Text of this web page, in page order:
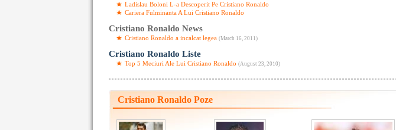
Ladislau Boloni L-a Descoperit Pe Cristiano Ronaldo
Cariera Fulminanta A Lui Cristiano Ronaldo
Cristiano Ronaldo News
Cristiano Ronaldo a incalcat legea (March 16, 2011)
Cristiano Ronaldo Liste
Top 5 Meciuri Ale Lui Cristiano Ronaldo (August 23, 2010)
Cristiano Ronaldo Poze